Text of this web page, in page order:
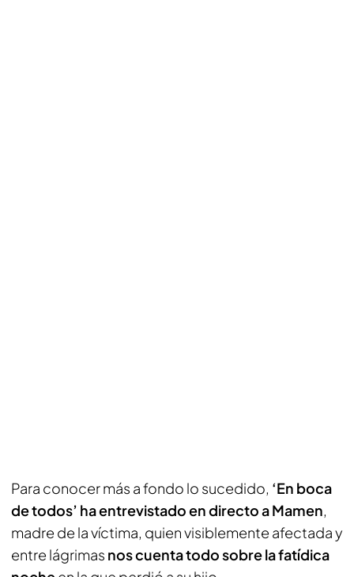
Para conocer más a fondo lo sucedido, ‘En boca
de todos’ ha entrevistado en directo a Mamen,
madre de la víctima, quien visiblemente afectada y
entre lágrimas nos cuenta todo sobre la fatídica